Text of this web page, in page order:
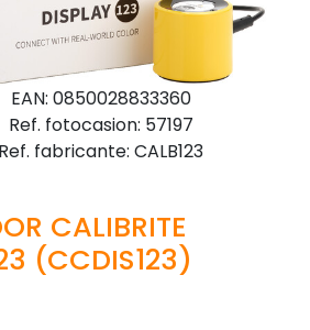
EAN: 0850028833360
Ref. fotocasion: 57197
Ref. fabricante: CALB123
CALIBRITE
(CCDIS123)